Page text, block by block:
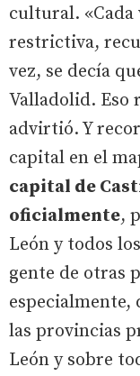
cultural. «Cada
restrictiva,
vez, se decía
Valladolid. Eso
advirtió. Y
capital en el
capital de
oficialmente,
León y todos
gente de otras
especialmente,
las provincias
León y sobre